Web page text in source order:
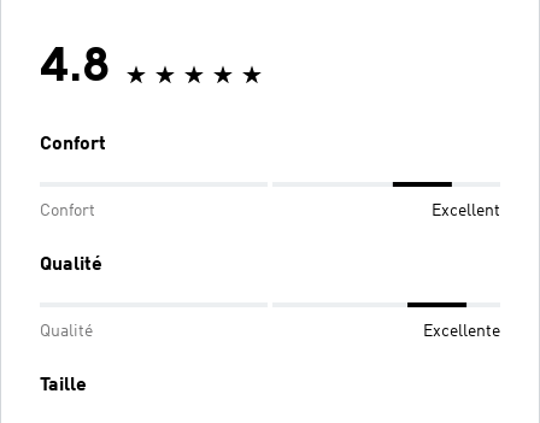
4.8
Confort
Confort Excellent
Qualité
Qualité Excellente
Taille